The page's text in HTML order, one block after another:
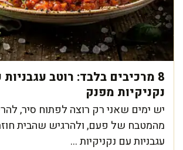
8 מרכיבים בלבד: רוטב
נקניקיות מפנק
יש ימים שאני רק רוצה לפתוח סיר,
מהמטבח של פעם, ולהרגיש שהבית
עגבניות עם נקניקיות ...